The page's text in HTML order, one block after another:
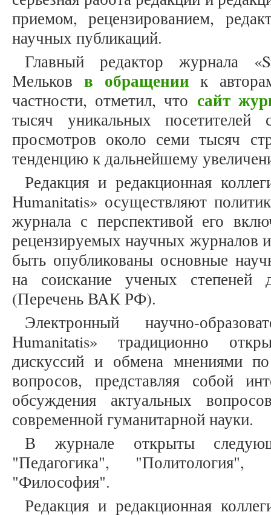
приемом, рецензированием,
научных публикаций.
Главный редактор журнала
Мельков в обращении к
частности, отметил, что сайт
тысяч уникальных
просмотров около семи тысяч
тенденцию к дальнейшему
Редакция и редакционная
Humanitatis» осуществляют
журнала с перспективой его
рецензируемых научных журналов
быть опубликованы основные
на соискание ученых степеней
(Перечень ВАК РФ).
Электронный научно-
Humanitatis» традиционно
дискуссий и обмена мнениями
вопросов, представляя собой
обсуждения актуальных
современной гуманитарной науки.
В журнале открыты
"Педагогика", "Политология",
"Философия".
Редакция и редакционная